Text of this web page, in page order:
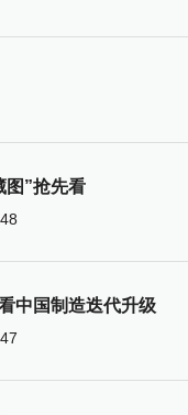
图”抢先看
中国制造迭代升级